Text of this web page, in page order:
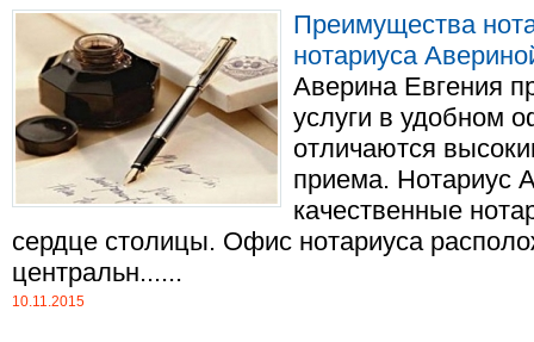
Преимущества
нотариуса
Аверина Евгения
услуги в удобном
отличаются
приема. Нотариус
качественные
сердце столицы. Офис нотариуса
центральн......
10.11.2015